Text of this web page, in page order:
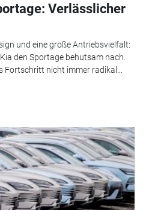
Verlässlicher
und eine große Antriebsvielfalt:
den Sportage behutsam nach.
Fortschritt nicht immer radikal...